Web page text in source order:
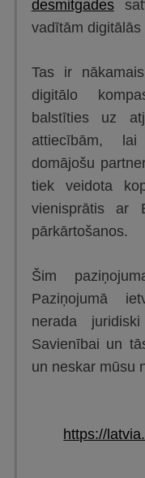
desmitgades
vadītām
Tas ir
digitālo
balstīties uz
attiecībām,
domājošu
tiek veidota
vienisprātis ar
pārkārtošanos.
Šim
Paziņojumā
nerada
Savienībai un
un neskar mūsu
https://